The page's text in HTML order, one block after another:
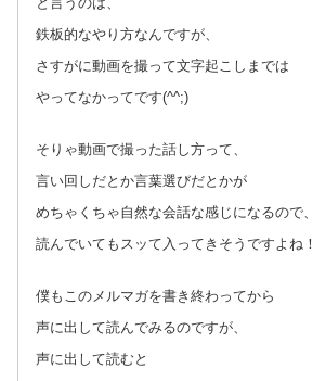
鉄板的なやり方なんですが、
さすがに動画を撮って文字起こしまでは
やってなかってです(^^;)
そりゃ動画で撮った話し方って、
言い回しだとか言葉選びだとかが
めちゃくちゃ自然な会話な感じになるので、
読んでいてもスッて入ってきそうですよね！
僕もこのメルマガを書き終わってから
声に出して読んでみるのですが、
声に出して読むと